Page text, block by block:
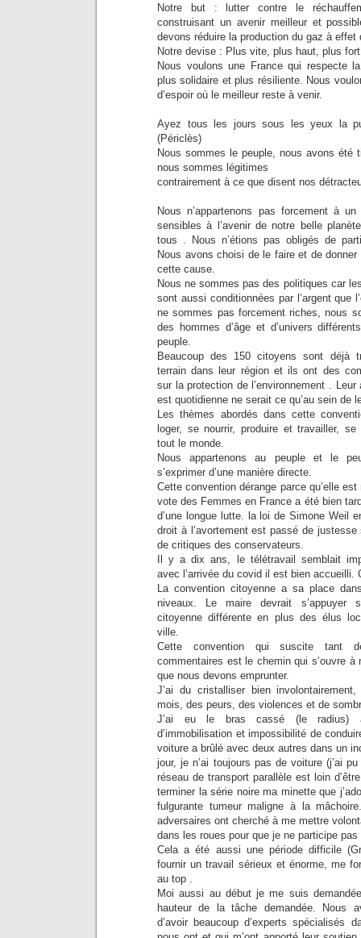
Notre but : lutter contre le
construisant un avenir meilleur et
devons réduire la production du gaz à effet
Notre devise : Plus vite, plus haut, plus
Nous voulons une France qui respecte
plus solidaire et plus résiliente. Nous
d’espoir où le meilleur reste à venir.
Ayez tous les jours sous les yeux la
(Périclès)
Nous sommes le peuple, nous avons été
nous sommes légitimes
contrairement à ce que disent nos
Nous n’appartenons pas forcement à
sensibles à l’avenir de notre belle
tous . Nous n’étions pas obligés de
Nous avons choisi de le faire et de
cette cause.
Nous ne sommes pas des politiques car
sont aussi conditionnées par l’argent que
ne sommes pas forcement riches, nous
des hommes d’âge et d’univers
peuple.
Beaucoup des 150 citoyens sont déjà
terrain dans leur région et ils ont des
sur la protection de l’environnement .
est quotidienne ne serait ce qu’au sein de
Les thèmes abordés dans cette
loger, se nourrir, produire et travailler,
tout le monde.
Nous appartenons au peuple et le
s’exprimer d’une manière directe.
Cette convention dérange parce qu’elle
vote des Femmes en France a été bien
d’une longue lutte. la loi de Simone Weil
droit à l’avortement est passé de
de critiques des conservateurs.
Il y a dix ans, le télétravail semblait
avec l’arrivée du covid il est bien accueilli.
La convention citoyenne a sa place
niveaux. Le maire devrait s’appuyer
citoyenne différente en plus des élus
ville.
Cette convention qui suscite tant
commentaires est le chemin qui s’ouvre à
que nous devons emprunter.
J’ai du cristalliser bien
mois, des peurs, des violences et de
J’ai eu le bras cassé (le radius)
d’immobilisation et impossibilité de
voiture a brûlé avec deux autres dans un
jour, je n’ai toujours pas de voiture (j’ai
réseau de transport parallèle est loin
terminer la série noire ma minette que
fulgurante tumeur maligne à la
adversaires ont cherché à me mettre
dans les roues pour que je ne participe
Cela a été aussi une période difficile
fournir un travail sérieux et énorme, me
au top .
Moi aussi au début je me suis
hauteur de la tâche demandée. Nous
d’avoir beaucoup d’experts spécialisés